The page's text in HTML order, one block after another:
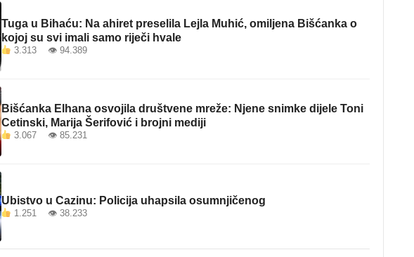
Tuga u Bihaću: Na ahiret preselila Lejla Muhić, omiljena Bišćanka o
kojoj su svi imali samo riječi hvale
3.313 👁 94.389
Bišćanka Elhana osvojila društvene mreže: Njene snimke dijele Toni
Cetinski, Marija Šerifović i brojni mediji
3.067 👁 85.231
Ubistvo u Cazinu: Policija uhapsila osumnjičenog
1.251 👁 38.233